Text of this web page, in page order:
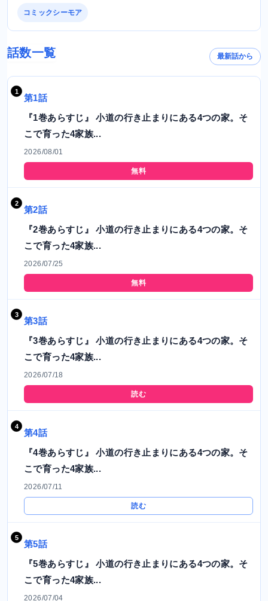
コミックシーモア
話数一覧 最新話から
第1話
『1巻あらすじ』 小道の行き止まりにある4つの家。そ
こで育った4家族...
2026/08/01
無料
第2話
『2巻あらすじ』 小道の行き止まりにある4つの家。そ
こで育った4家族...
2026/07/25
無料
第3話
『3巻あらすじ』 小道の行き止まりにある4つの家。そ
こで育った4家族...
2026/07/18
読む
第4話
『4巻あらすじ』 小道の行き止まりにある4つの家。そ
こで育った4家族...
2026/07/11
読む
第5話
『5巻あらすじ』 小道の行き止まりにある4つの家。そ
こで育った4家族...
2026/07/04